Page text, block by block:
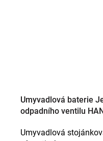
Umyvadlová baterie
odpadního ventilu
Umyvadlová